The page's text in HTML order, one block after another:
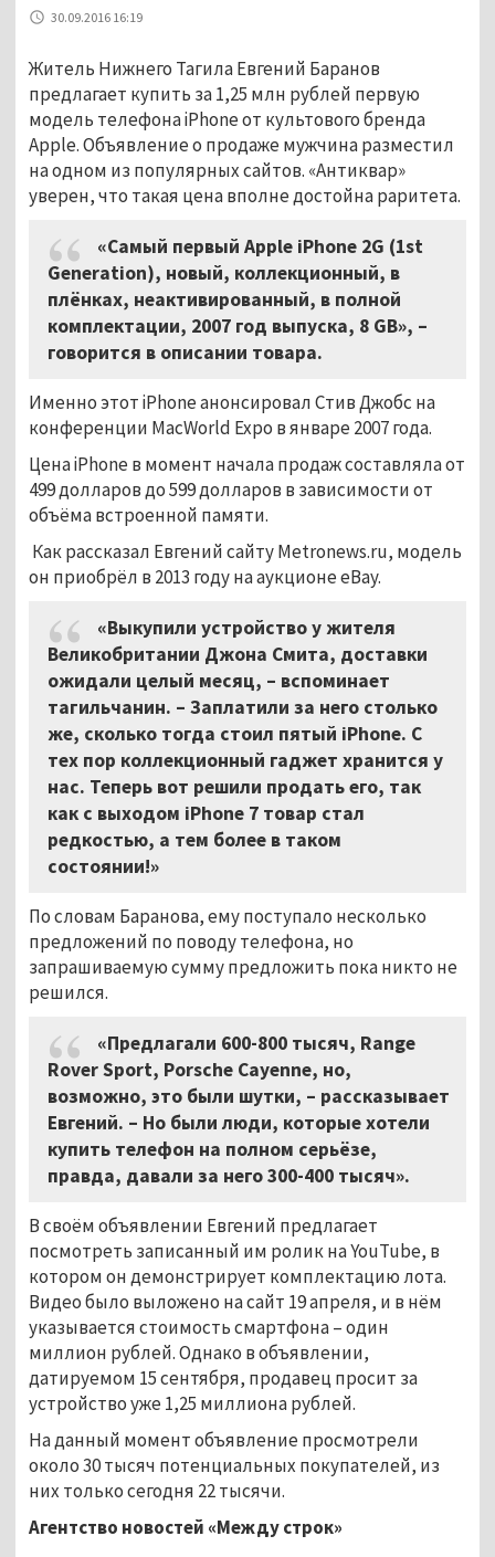
30.09.2016 16:19
Житель Нижнего Тагила Евгений Баранов
предлагает купить за 1,25 млн рублей первую
модель телефона iPhone от культового бренда
Apple. Объявление о продаже мужчина разместил
на одном из популярных сайтов. «Антиквар»
уверен, что такая цена вполне достойна раритета.
«Самый первый Apple iPhone 2G (1st
Generation), новый, коллекционный, в
плёнках, неактивированный, в полной
комплектации, 2007 год выпуска, 8 GB», –
говорится в описании товара.
Именно этот iPhone анонсировал Стив Джобс на
конференции MacWorld Expo в январе 2007 года.
Цена iPhone в момент начала продаж составляла от
499 долларов до 599 долларов в зависимости от
объёма встроенной памяти.
Как рассказал Евгений сайту Metronews.ru, модель
он приобрёл в 2013 году на аукционе eBay.
«Выкупили устройство у жителя
Великобритании Джона Смита, доставки
ожидали целый месяц, – вспоминает
тагильчанин. – Заплатили за него столько
же, сколько тогда стоил пятый iPhone. С
тех пор коллекционный гаджет хранится у
нас. Теперь вот решили продать его, так
как с выходом iPhone 7 товар стал
редкостью, а тем более в таком
состоянии!»
По словам Баранова, ему поступало несколько
предложений по поводу телефона, но
запрашиваемую сумму предложить пока никто не
решился.
«Предлагали 600-800 тысяч, Range
Rover Sport, Porsche Cayenne, но,
возможно, это были шутки, – рассказывает
Евгений. – Но были люди, которые хотели
купить телефон на полном серьёзе,
правда, давали за него 300-400 тысяч».
В своём объявлении Евгений предлагает
посмотреть записанный им ролик на YouTube, в
котором он демонстрирует комплектацию лота.
Видео было выложено на сайт 19 апреля, и в нём
указывается стоимость смартфона – один
миллион рублей. Однако в объявлении,
датируемом 15 сентября, продавец просит за
устройство уже 1,25 миллиона рублей.
На данный момент объявление просмотрели
около 30 тысяч потенциальных покупателей, из
них только сегодня 22 тысячи.
Агентство новостей «Между строк»